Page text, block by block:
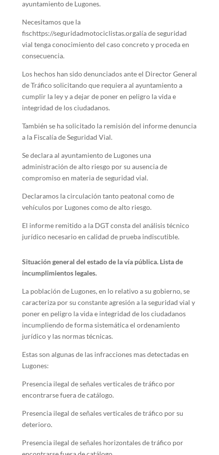
ayuntamiento de Lugones.
Necesitamos que la
fischttps://seguridadmotociclistas.orgalía de seguridad
vial tenga conocimiento del caso concreto y proceda en
consecuencia.
Los hechos han sido denunciados ante el Director General
de Tráfico solicitando que requiera al ayuntamiento a
cumplir la ley y a dejar de poner en peligro la vida e
integridad de los ciudadanos.
También se ha solicitado la remisión del informe denuncia
a la Fiscalía de Seguridad Vial.
Se declara al ayuntamiento de Lugones una
administración de alto riesgo por su ausencia de
compromiso en materia de seguridad vial.
Declaramos la circulación tanto peatonal como de
vehículos por Lugones como de alto riesgo.
El informe remitido a la DGT consta del análisis técnico
jurídico necesario en calidad de prueba indiscutible.
Situación general del estado de la vía pública. Lista de
incumplimientos legales.
La población de Lugones, en lo relativo a su gobierno, se
caracteriza por su constante agresión a la seguridad vial y
poner en peligro la vida e integridad de los ciudadanos
incumpliendo de forma sistemática el ordenamiento
jurídico y las normas técnicas.
Estas son algunas de las infracciones mas detectadas en
Lugones:
Presencia ilegal de señales verticales de tráfico por
encontrarse fuera de catálogo.
Presencia ilegal de señales verticales de tráfico por su
deterioro.
Presencia ilegal de señales horizontales de tráfico por